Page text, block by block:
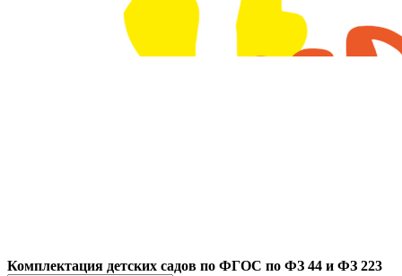
Комплектация детских садов по ФГОC по ФЗ 44 и ФЗ 223